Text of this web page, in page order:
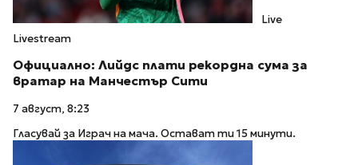
Live
Livestream
Официално: Лийдс плати рекордна сума за
вратар на Манчестър Сити
7 август, 8:23
Гласувай за Играч на мача. Остават ти 15 минути.